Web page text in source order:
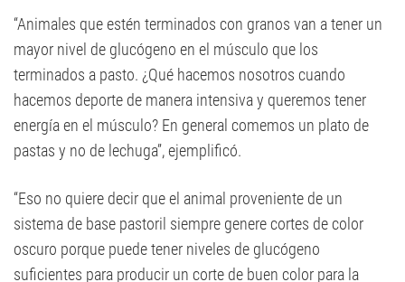
“Animales que estén terminados con granos van a tener un
mayor nivel de glucógeno en el músculo que los
terminados a pasto. ¿Qué hacemos nosotros cuando
hacemos deporte de manera intensiva y queremos tener
energía en el músculo? En general comemos un plato de
pastas y no de lechuga”, ejemplificó.
“Eso no quiere decir que el animal proveniente de un
sistema de base pastoril siempre genere cortes de color
oscuro porque puede tener niveles de glucógeno
suficientes para producir un corte de buen color para la